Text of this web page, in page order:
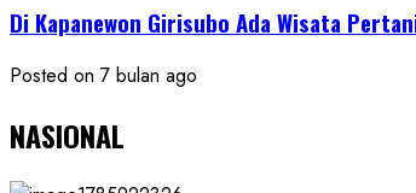
Di Kapanewon Girisubo Ada Wisata
Posted on 7 bulan ago
NASIONAL